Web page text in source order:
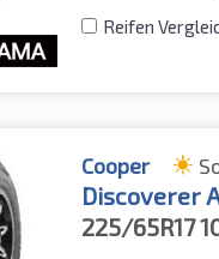
Reifen
Cooper
Discoverer
225/65R17